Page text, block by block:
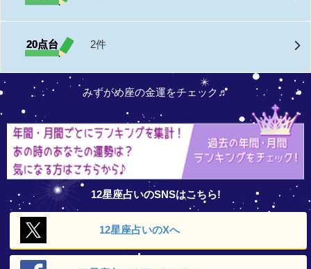
20点台 2件
みずがめ座の金運をチェック♬
12星座占いのSNSはこちら!
12星座占いのXへ